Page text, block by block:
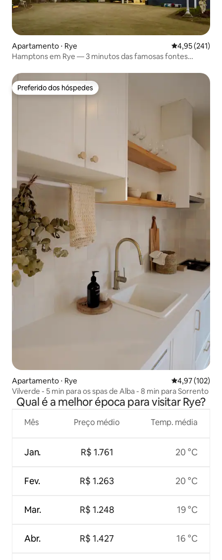
Apartamento ⋅ Rye 4,95 de uma
4,95 (241)
Hamptons em Rye — 3 minutos das famosas fontes
Preferido dos hóspedes
Preferido dos hóspedes
Apartamento ⋅ Rye 4,97 de uma
4,97 (102)
Vilverde - 5 min para os spas de Alba - 8 min para Sorrento
Qual é a melhor época para visitar Rye?
Mês
Jan.
Fev.
Mar.
Abr.
Preço médio
R$ 1.761
R$ 1.263
R$ 1.248
R$ 1.427
Temp. média
20 °C
20 °C
19 °C
16 °C